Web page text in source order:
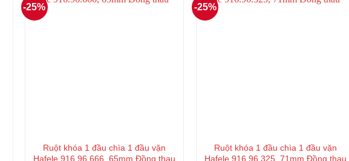
-25%
Ruột khóa 1 đầu chìa 1 đầu vặn
Hafele 916.96.666, 65mm Đồng thau
-25%
Ruột khóa 1 đầu chìa 1 đầu vặn
Hafele 916.96.325, 71mm Đồng thau